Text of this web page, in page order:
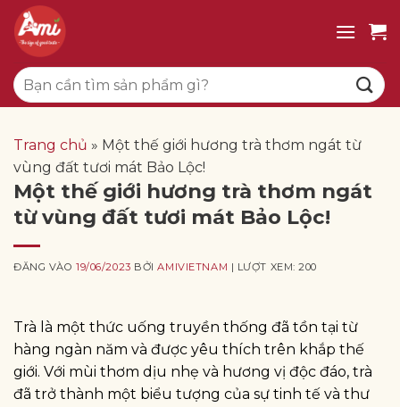
qua
dung
Tìm
kiếm:
Trang chủ » Một thế giới hương trà thơm ngát từ
vùng đất tươi mát Bảo Lộc!
Một thế giới hương trà thơm ngát
từ vùng đất tươi mát Bảo Lộc!
ĐĂNG VÀO19/06/2023 BỞIAMIVIETNAM | LƯỢT XEM: 200
Trà là một thức uống truyền thống đã tồn tại từ
hàng ngàn năm và được yêu thích trên khắp thế
giới. Với mùi thơm dịu nhẹ và hương vị độc đáo, trà
đã trở thành một biểu tượng của sự tinh tế và thư